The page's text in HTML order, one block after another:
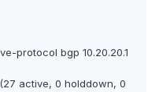
protocol bgp 10.20.20.1
active, 0 holddown, 0